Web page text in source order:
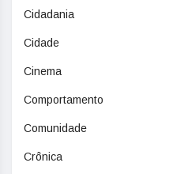
Cidadania
Cidade
Cinema
Comportamento
Comunidade
Crônica